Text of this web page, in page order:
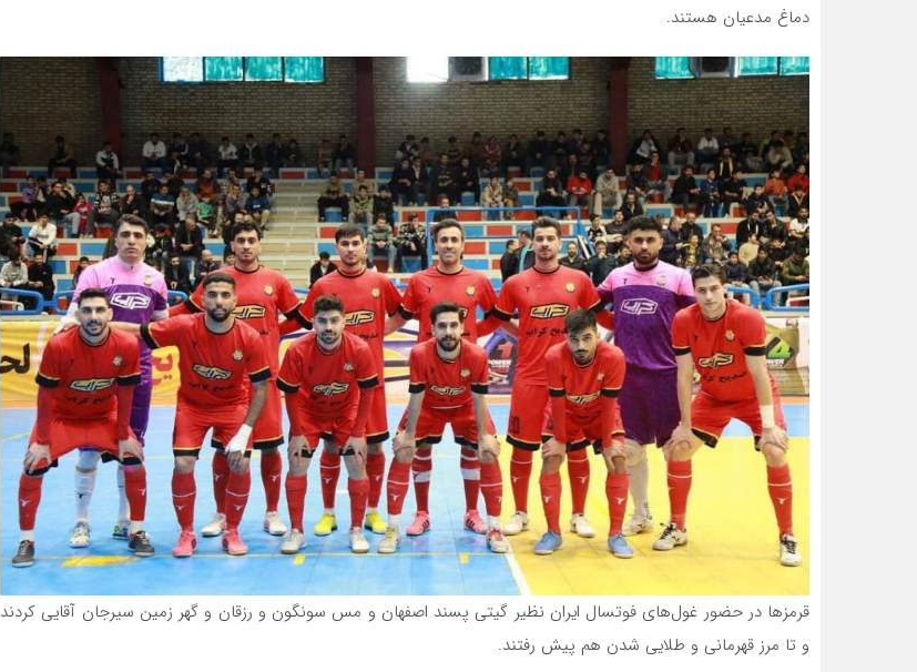
دماغ مدعیان هستند.
قرمزها در حضور غول‌های فوتسال ایران نظیر گیتی پسند اصفهان و مس سونگون و رزقان و گهر زمین سیرجان آقایی کردند
و تا مرز قهرمانی و طلایی شدن هم پیش رفتند.